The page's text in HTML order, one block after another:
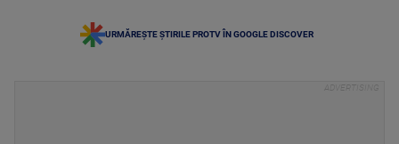
URMĂREȘTE ȘTIRILE PROTV ÎN GOOGLE DISCOVER